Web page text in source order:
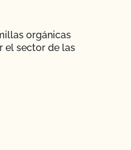
orgánicas
el sector de las